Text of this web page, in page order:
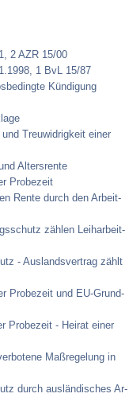
2 AZR 15/00
1 BvL 15/87
Kündi­gung
Treu­wid­rig­keit ei­ner
Al­ters­ren­te
Pro­be­zeit
Ren­te durch den Ar­beit­
zählen Leih­ar­beit­
- Aus­lands­ver­trag zählt
Pro­be­zeit und EU-Grund­
Pro­be­zeit - Hei­rat ei­ner
Maßre­ge­lung in
durch ausländi­sches Ar­